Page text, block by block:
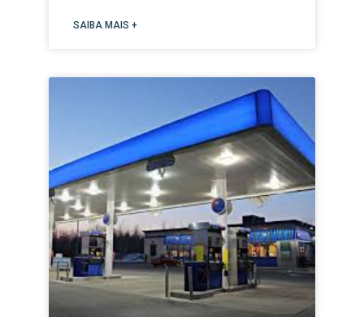
SAIBA MAIS +